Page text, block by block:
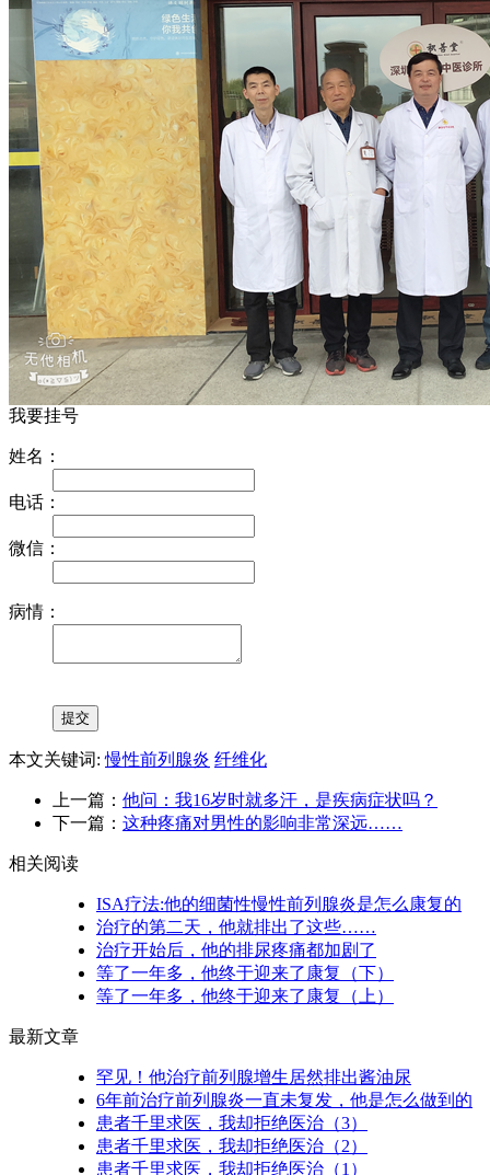
我要挂号
姓名：
电话：
微信：
病情：
本文关键词:慢性前列腺炎 纤维化
上一篇： 他问：我16岁时就多汗，是疾病症状吗？
下一篇： 这种疼痛对男性的影响非常深远……
相关阅读
ISA疗法:他的细菌性慢性前列腺炎是怎么康复的
治疗的第二天，他就排出了这些……
治疗开始后，他的排尿疼痛都加剧了
等了一年多，他终于迎来了康复（下）
等了一年多，他终于迎来了康复（上）
最新文章
罕见！他治疗前列腺增生居然排出酱油尿
6年前治疗前列腺炎一直未复发，他是怎么做到的
患者千里求医，我却拒绝医治（3）
患者千里求医，我却拒绝医治（2）
患者千里求医，我却拒绝医治（1）